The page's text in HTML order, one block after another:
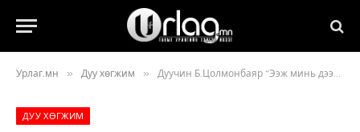
Урлаг.мн » Дуу хөгжим » Дуучин Б.Цолмонбаяр “Ээж минь дээ” дууг шинэчлэн клипжүүлжээ
ДУУ ХӨГЖИМ